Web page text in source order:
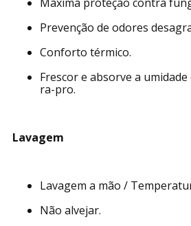
Benefícios adicionais na sua meia
Máxima proteção contra
Prevenção de odores
Frescor e absorve a umidade
ra-pro.
Lavagem